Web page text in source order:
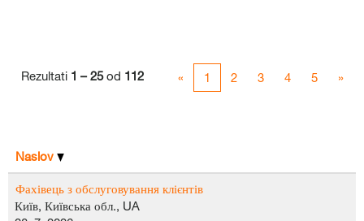
Rezultati 1 – 25od 112 « 1 2 3 4 5 »
Naslov
Фахівець з обслуговування клієнтів
Київ, Київська обл., UA